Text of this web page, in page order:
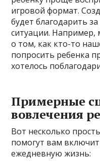
игровой формат.
будет благодарить
ситуации. Например,
о том, как кто-то
попросить ребенка
хотелось
Примерные
вовлечения
Вот несколько
помогут вам
ежедневную жизнь: